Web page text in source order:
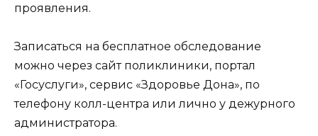
проявления.
Записаться на бесплатное обследование
можно через сайт поликлиники, портал
«Госуслуги», сервис «Здоровье Дона», по
телефону колл-центра или лично у дежурного
администратора.